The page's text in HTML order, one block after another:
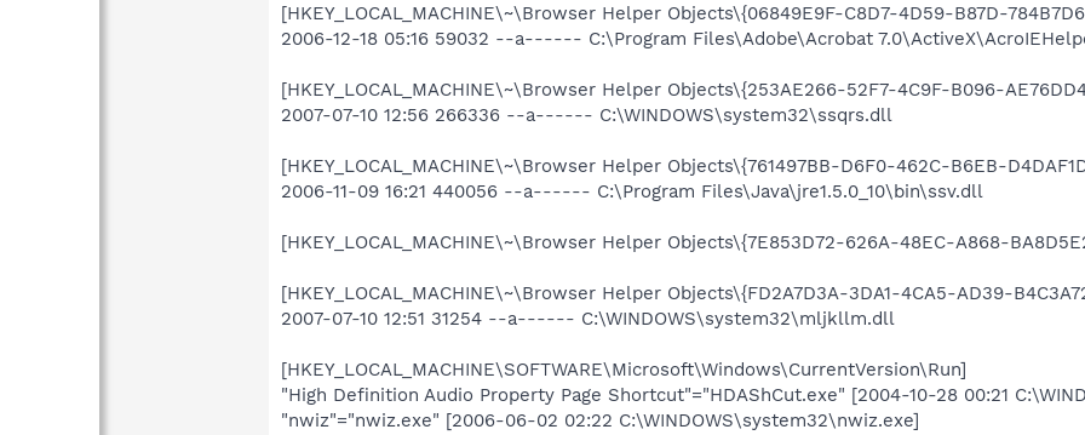
[HKEY_LOCAL_MACHINE\~\Browser Helper Objects\{06849E9F-C8D7-4D59-B87D-
2006-12-18 05:16 59032 --a------ C:\Program Files\Adobe\Acrobat
[HKEY_LOCAL_MACHINE\~\Browser Helper Objects\{253AE266-52F7-4C9F-B096-
2007-07-10 12:56 266336 --a------ C:\WINDOWS\system32\ssqrs.dll
[HKEY_LOCAL_MACHINE\~\Browser Helper Objects\{761497BB-D6F0-462C-B6EB-
2006-11-09 16:21 440056 --a------ C:\Program Files\Java\jre1.5.0_10\bin\ssv.dll
[HKEY_LOCAL_MACHINE\~\Browser Helper Objects\{7E853D72-626A-48EC-A868-
[HKEY_LOCAL_MACHINE\~\Browser Helper Objects\{FD2A7D3A-3DA1-4CA5-AD39-
2007-07-10 12:51 31254 --a------ C:\WINDOWS\system32\mljkllm.dll
[HKEY_LOCAL_MACHINE\SOFTWARE\Microsoft\Windows\CurrentVersion\Run]
"High Definition Audio Property Page Shortcut"="HDAShCut.exe" [2004-10-28 00:21
"nwiz"="nwiz.exe" [2006-06-02 02:22 C:\WINDOWS\system32\nwiz.exe]